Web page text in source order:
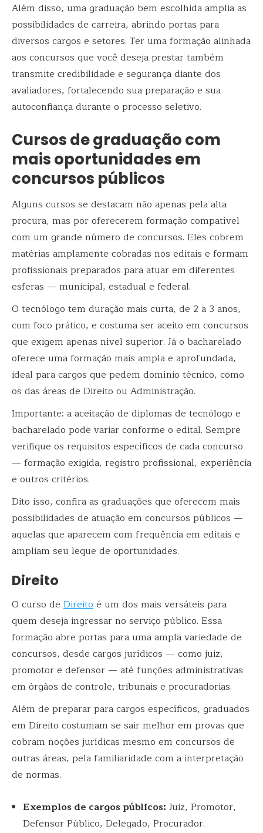
Além disso, uma graduação bem escolhida amplia as
possibilidades de carreira, abrindo portas para
diversos cargos e setores. Ter uma formação alinhada
aos concursos que você deseja prestar também
transmite credibilidade e segurança diante dos
avaliadores, fortalecendo sua preparação e sua
autoconfiança durante o processo seletivo.
Cursos de graduação com
mais oportunidades em
concursos públicos
Alguns cursos se destacam não apenas pela alta
procura, mas por oferecerem formação compatível
com um grande número de concursos. Eles cobrem
matérias amplamente cobradas nos editais e formam
profissionais preparados para atuar em diferentes
esferas — municipal, estadual e federal.
O tecnólogo tem duração mais curta, de 2 a 3 anos,
com foco prático, e costuma ser aceito em concursos
que exigem apenas nível superior. Já o bacharelado
oferece uma formação mais ampla e aprofundada,
ideal para cargos que pedem domínio técnico, como
os das áreas de Direito ou Administração.
Importante: a aceitação de diplomas de tecnólogo e
bacharelado pode variar conforme o edital. Sempre
verifique os requisitos específicos de cada concurso
— formação exigida, registro profissional, experiência
e outros critérios.
Dito isso, confira as graduações que oferecem mais
possibilidades de atuação em concursos públicos —
aquelas que aparecem com frequência em editais e
ampliam seu leque de oportunidades.
Direito
O curso de Direitoé um dos mais versáteis para
quem deseja ingressar no serviço público. Essa
formação abre portas para uma ampla variedade de
concursos, desde cargos jurídicos — como juiz,
promotor e defensor — até funções administrativas
em órgãos de controle, tribunais e procuradorias.
Além de preparar para cargos específicos, graduados
em Direito costumam se sair melhor em provas que
cobram noções jurídicas mesmo em concursos de
outras áreas, pela familiaridade com a interpretação
de normas.
Exemplos de cargos públicos: Juiz, Promotor,
Defensor Público, Delegado, Procurador.